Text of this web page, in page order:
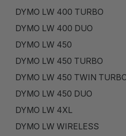
DYMO LW 400 TURBO
DYMO LW 400 DUO
DYMO LW 450
DYMO LW 450 TURBO
DYMO LW 450 TWIN
DYMO LW 450 DUO
DYMO LW 4XL
DYMO LW WIRELESS